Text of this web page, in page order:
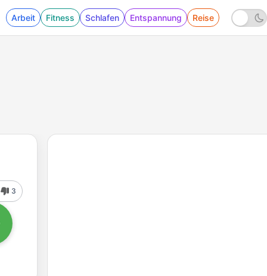
Arbeit Fitness Schlafen Entspannung Reise
3